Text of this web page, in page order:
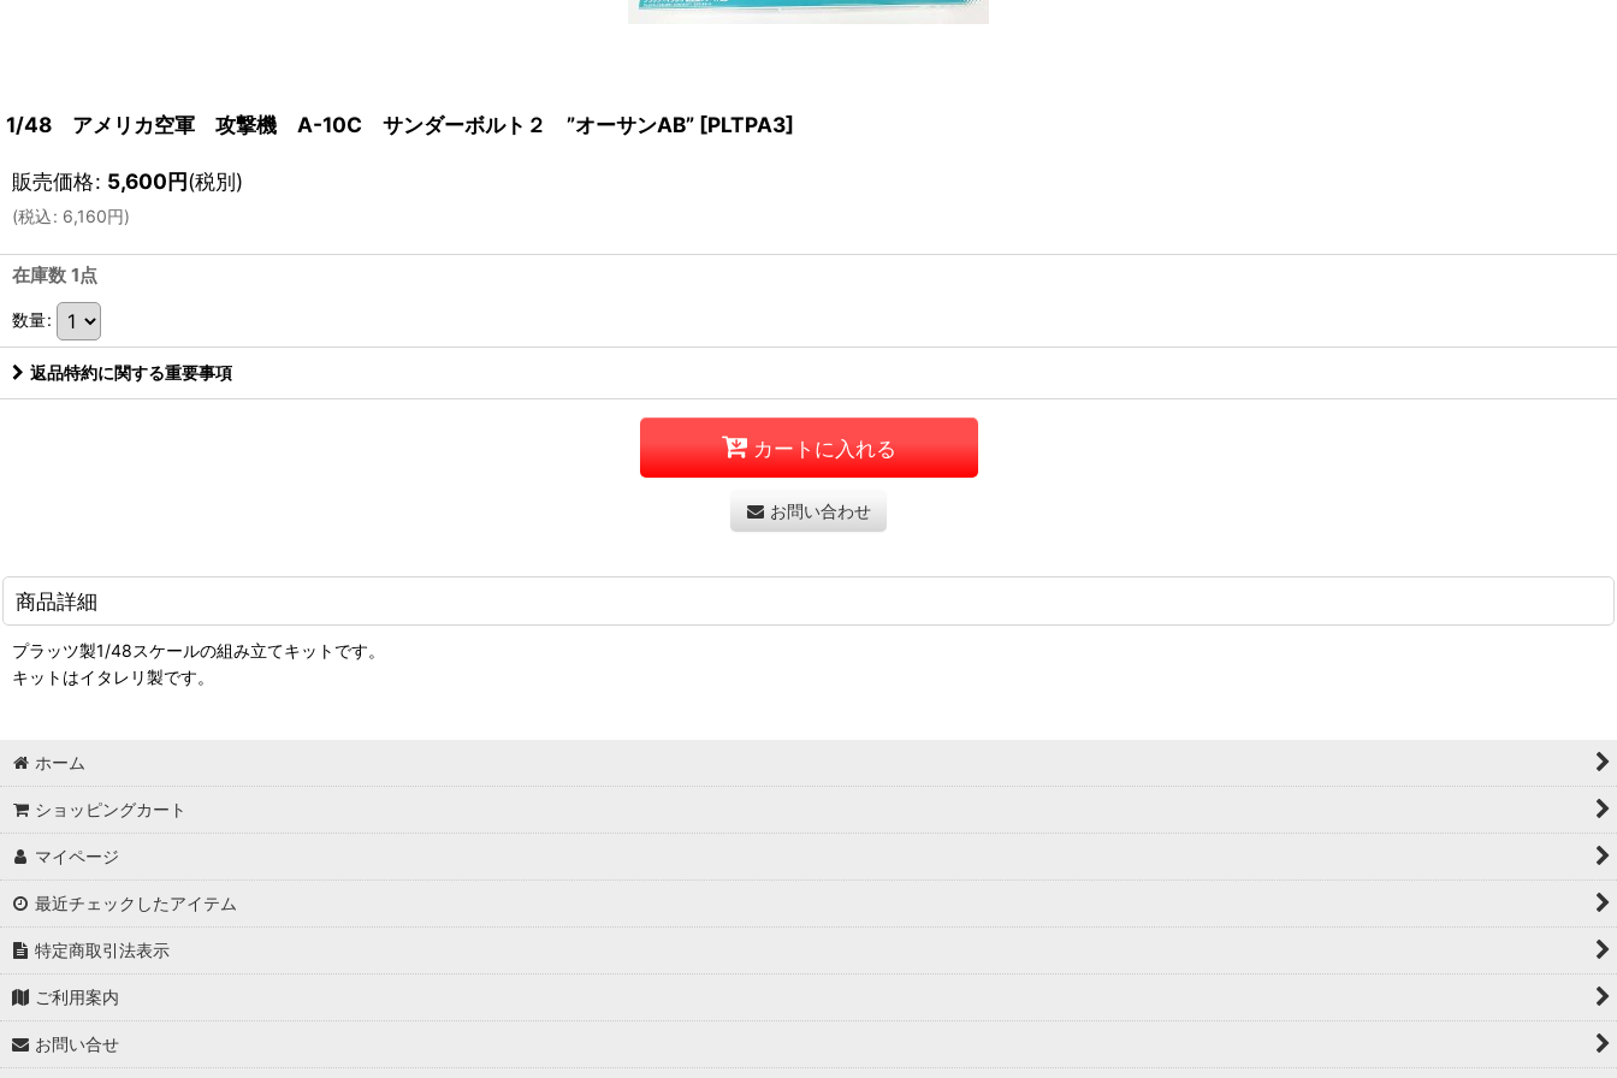
1/48 アメリカ空軍 攻撃機 A-10C サンダーボルト２ ”オーサンAB” [PLTPA3]
販売価格: 5,600円(税別)
(税込: 6,160円)
在庫数 1点
数量:
返品特約に関する重要事項
カートに入れる
お問い合わせ
商品詳細
プラッツ製1/48スケールの組み立てキットです。
キットはイタレリ製です。
ホーム
ショッピングカート
マイページ
最近チェックしたアイテム
特定商取引法表示
ご利用案内
お問い合せ